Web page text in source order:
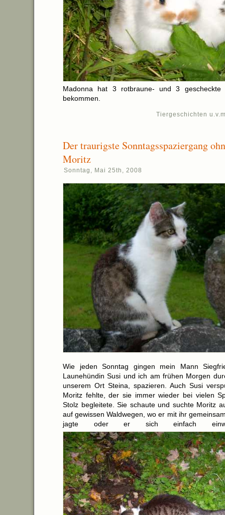
Madonna hat 3 rotbraune- und 3 gescheckte
bekommen.
Tiergeschichten
Der traurigste Sonntagsspaziergang
Moritz
Sonntag, Mai 25th, 2008
Wie jeden Sonntag gingen mein Mann
Launehündin Susi und ich am frühen Morgen
unserem Ort Steina, spazieren. Auch Susi
Moritz fehlte, der sie immer wieder bei vielen
Stolz begleitete. Sie schaute und suchte Moritz
auf gewissen Waldwegen, wo er mit ihr
jagte oder er sich einfach